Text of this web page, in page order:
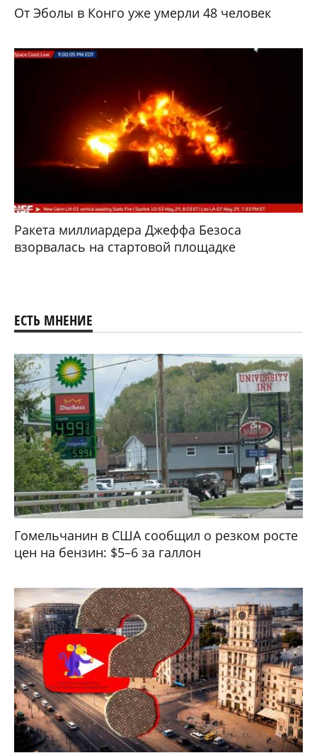
От Эболы в Конго уже умерли 48 человек
Ракета миллиардера Джеффа Безоса
взорвалась на стартовой площадке
ЕСТЬ МНЕНИЕ
Гомельчанин в США сообщил о резком росте
цен на бензин: $5–6 за галлон